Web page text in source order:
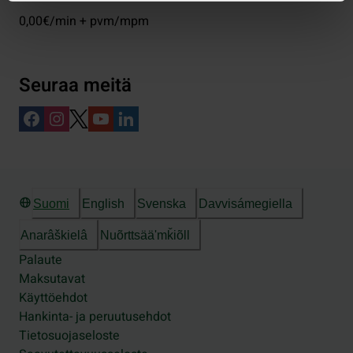
0,00€/min + pvm/mpm
Seuraa meitä
Suomi English Svenska Davvisámegiella
Anarâškielâ Nuõrttsääʹmǩiõll
Palaute
Maksutavat
Käyttöehdot
Hankinta- ja peruutusehdot
Tietosuojaseloste